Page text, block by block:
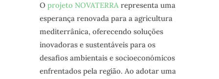
O projeto NOVATERRArepresenta uma
esperança renovada para a agricultura
mediterrânica, oferecendo soluções
inovadoras e sustentáveis para os
desafios ambientais e socioeconómicos
enfrentados pela região. Ao adotar uma